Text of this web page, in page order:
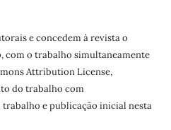
e concedem à revista o
o trabalho simultaneamente
Attribution License,
do trabalho com
e publicação inicial nesta